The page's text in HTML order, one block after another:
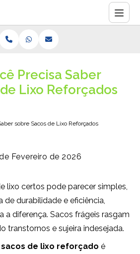
Saber sobre Sacos de Lixo Reforçados
Precisa Saber
Lixo Reforçados
Fevereiro de 2026
lixo certos pode parecer simples,
de durabilidade e eficiência,
a diferença. Sacos frágeis rasgam
transtornos e sujeira indesejada.
sacos de lixo reforçado é